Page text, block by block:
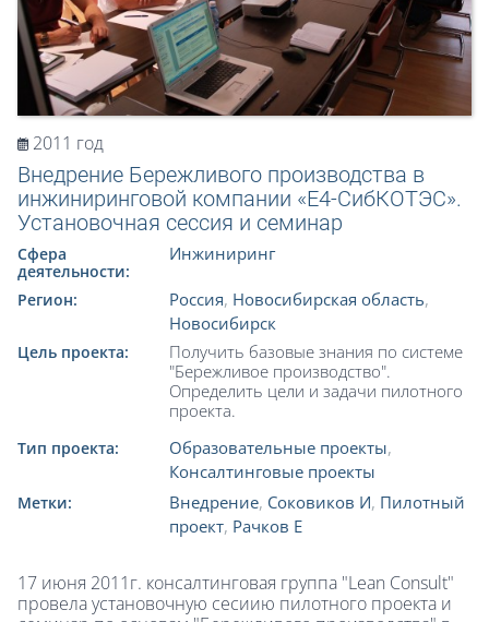
2011 год
Внедрение Бережливого производства в
инжиниринговой компании «Е4-СибКОТЭС».
Установочная сессия и семинар
Сфера
деятельности:
Инжиниринг
Регион: Россия, Новосибирская область,
Новосибирск
Цель проекта:
Получить базовые знания по системе
"Бережливое производство".
Определить цели и задачи пилотного
проекта.
Тип проекта: Образовательные проекты,
Консалтинговые проекты
Метки: Внедрение, Соковиков И, Пилотный
проект, Рачков Е
17 июня 2011г. консалтинговая группа "Lean Consult"
провела установочную сесиию пилотного проекта и